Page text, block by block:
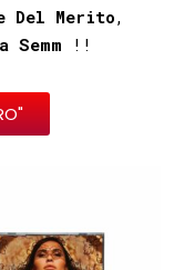
Del Merito,
Semm !!⠀⠀⠀⠀⁣